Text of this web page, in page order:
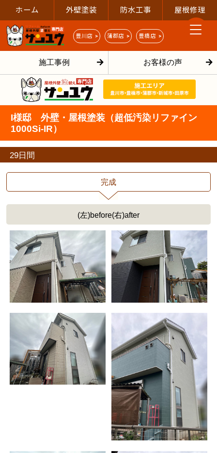
ホーム 外壁塗装 防水工事 屋根修理
豊川店 > 蒲郡店 > 豊橋店 >
施工事例 お客様の声
I様邸 外壁・屋根塗装（超低汚染リファイン
1000Si-IR）
29日間
完成
(左)before(右)after